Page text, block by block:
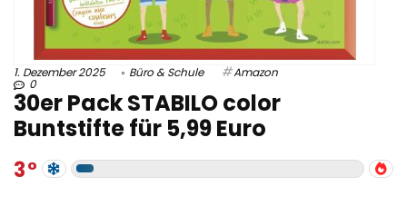
1. Dezember 2025 Büro & Schule Amazon
0
30er Pack STABILO color
Buntstifte für 5,99 Euro
3